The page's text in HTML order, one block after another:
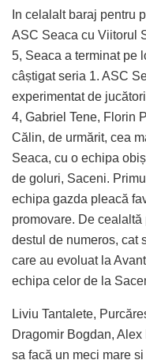
In celalalt baraj pentru
ASC Seaca cu Viitorul
5, Seaca a terminat pe
câștigat seria 1. ASC
experimentat de
4, Gabriel Tene, Florin
Călin, de urmărit, cea
Seaca, cu o echipa
de goluri, Saceni.
echipa gazda pleacă
promovare. De
destul de numeros, cat
care au evoluat la
echipa celor de la
Liviu Tantalete,
Dragomir Bogdan,
sa facă un meci mare